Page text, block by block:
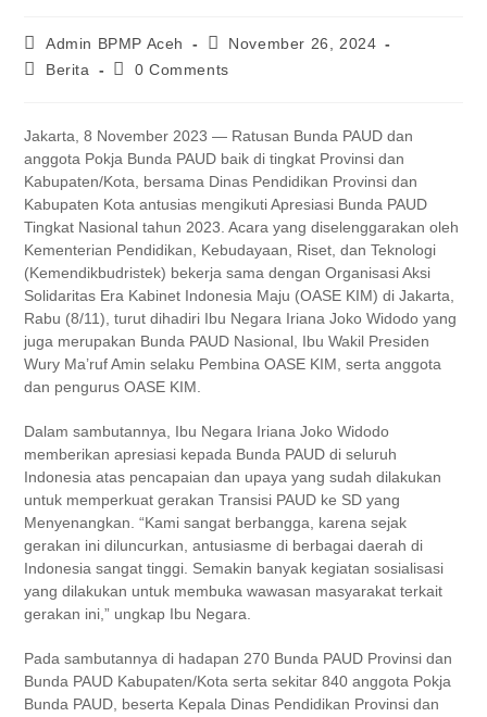
Admin BPMP Aceh
November 26, 2024
Berita
0 Comments
Jakarta, 8 November 2023 — Ratusan Bunda PAUD dan
anggota Pokja Bunda PAUD baik di tingkat Provinsi dan
Kabupaten/Kota, bersama Dinas Pendidikan Provinsi dan
Kabupaten Kota antusias mengikuti Apresiasi Bunda PAUD
Tingkat Nasional tahun 2023. Acara yang diselenggarakan oleh
Kementerian Pendidikan, Kebudayaan, Riset, dan Teknologi
(Kemendikbudristek) bekerja sama dengan Organisasi Aksi
Solidaritas Era Kabinet Indonesia Maju (OASE KIM) di Jakarta,
Rabu (8/11), turut dihadiri Ibu Negara Iriana Joko Widodo yang
juga merupakan Bunda PAUD Nasional, Ibu Wakil Presiden
Wury Ma’ruf Amin selaku Pembina OASE KIM, serta anggota
dan pengurus OASE KIM.
Dalam sambutannya, Ibu Negara Iriana Joko Widodo
memberikan apresiasi kepada Bunda PAUD di seluruh
Indonesia atas pencapaian dan upaya yang sudah dilakukan
untuk memperkuat gerakan Transisi PAUD ke SD yang
Menyenangkan. “Kami sangat berbangga, karena sejak
gerakan ini diluncurkan, antusiasme di berbagai daerah di
Indonesia sangat tinggi. Semakin banyak kegiatan sosialisasi
yang dilakukan untuk membuka wawasan masyarakat terkait
gerakan ini,” ungkap Ibu Negara.
Pada sambutannya di hadapan 270 Bunda PAUD Provinsi dan
Bunda PAUD Kabupaten/Kota serta sekitar 840 anggota Pokja
Bunda PAUD, beserta Kepala Dinas Pendidikan Provinsi dan